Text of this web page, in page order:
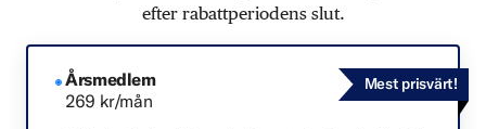
efter rabattperiodens slut.
Årsmedlem
269 kr/mån
Mest prisvärt!